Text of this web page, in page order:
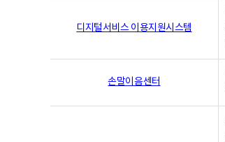
디지털서비스 이용지원시스템
손말이음센터